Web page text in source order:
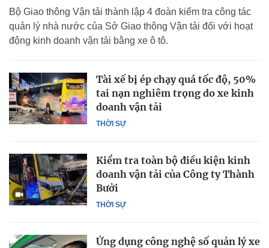
Bộ Giao thông Vận tải thành lập 4 đoàn kiểm tra công tác
quản lý nhà nước của Sở Giao thông Vận tải đối với hoạt
động kinh doanh vận tải bằng xe ô tô.
THỜI SỰ
Tài xế bị ép chạy quá tốc độ, 50%
tai nạn nghiêm trọng do xe kinh
doanh vận tải
THỜI SỰ
Kiểm tra toàn bộ điều kiện kinh
doanh vận tải của Công ty Thành
Bưởi
Ứng dụng công nghệ số quản lý xe